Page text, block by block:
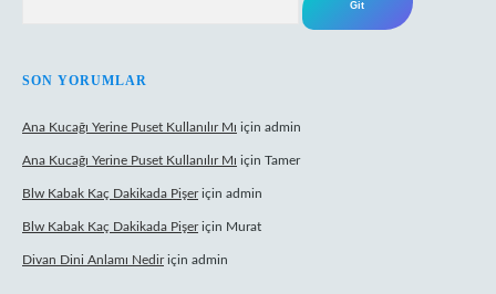
SON YORUMLAR
Ana Kucağı Yerine Puset Kullanılır Mı için admin
Ana Kucağı Yerine Puset Kullanılır Mı için Tamer
Blw Kabak Kaç Dakikada Pişeriçin admin
Blw Kabak Kaç Dakikada Pişeriçin Murat
Divan Dini Anlamı Nediriçin admin